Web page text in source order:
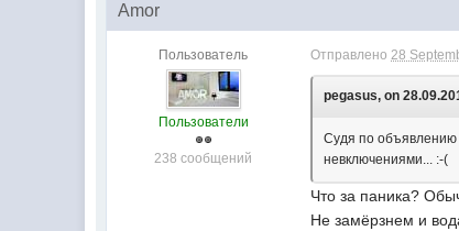
Amor
Пользователь
Пользователи
238 сообщений
Отправлено28
pegasus, on
Судя по объявлению
невключениями... :-(
Что за паника?
Не замёрзнем и